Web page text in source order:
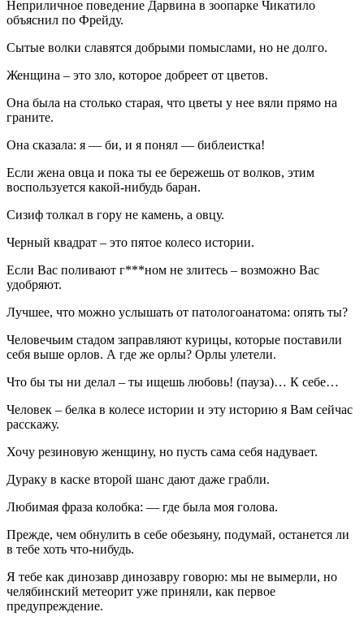
Неприличное поведение Дарвина в зоопарке Чикатило
объяснил по Фрейду.
Сытые волки славятся добрыми помыслами, но не долго.
Женщина – это зло, которое добреет от цветов.
Она была на столько старая, что цветы у нее вяли прямо на
граните.
Она сказала: я — би, и я понял — библеистка!
Если жена овца и пока ты ее бережешь от волков, этим
воспользуется какой-нибудь баран.
Сизиф толкал в гору не камень, а овцу.
Черный квадрат – это пятое колесо истории.
Если Вас поливают г***ном не злитесь – возможно Вас
удобряют.
Лучшее, что можно услышать от патологоанатома: опять ты?
Человечьим стадом заправляют курицы, которые поставили
себя выше орлов. А где же орлы? Орлы улетели.
Что бы ты ни делал – ты ищешь любовь! (пауза)… К себе…
Человек – белка в колесе истории и эту историю я Вам сейчас
расскажу.
Хочу резиновую женщину, но пусть сама себя надувает.
Дураку в каске второй шанс дают даже грабли.
Любимая фраза колобка: — где была моя голова.
Прежде, чем обнулить в себе обезьяну, подумай, останется ли
в тебе хоть что-нибудь.
Я тебе как динозавр динозавру говорю: мы не вымерли, но
челябинский метеорит уже приняли, как первое
предупреждение.